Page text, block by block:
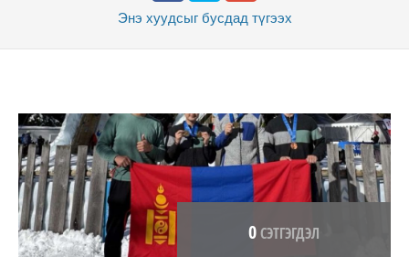
Энэ хуудсыг бусдад түгээх
0СЭТГЭГДЭЛ